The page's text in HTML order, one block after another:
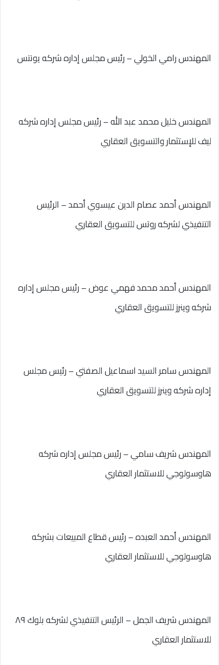
المهندس رامي الخولي – رئيس مجلس إداره شركه يونتس
المهندس خليل محمد عبد الله – رئيس مجلس إداره شركه
ليف للإستثمار والتسويق العقاري
المهندس أحمد عصام الدين عيسوي أحمد – الرئيس
التنفيذي لشركه روتس للتسويق العقاري
المهندس أحمد محمد فهمي عوض – رئيس مجلس إداره
شركه وينرز للتسويق العقاري
المهندس سامر السيد اسماعيل الصفتي – رئيس مجلس
إداره شركه وينرز للتسويق العقاري
المهندس شريف سامي – رئيس مجلس إداره شركه
هاوسولوجي للاستثمار العقاري
المهندس أحمد العبده – رئيس قطاع المبيعات بشركه
هاوسولوجي للاستثمار العقاري
المهندس شريف الجمل – الرئيس التنفيذي لشركه بلوك ٨٩
للاستثمار العقاري